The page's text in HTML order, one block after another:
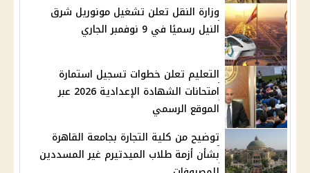
وزارة النقل تعلن تشغيل مونوريل شرق
النيل رسميًا في 9 نوفمبر الجاري
التعليم تعلن خطوات تسجيل استمارة
امتحانات الشهادة الإعدادية 2026 عبر
الموقع الرسمي
توضيح من كلية التجارة بجامعة القاهرة
بشأن أزمة طلاب الميدتيرم غير المسددين